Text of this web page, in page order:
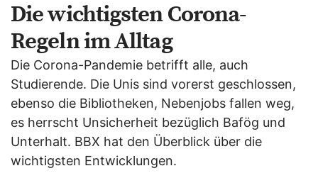
Die wichtigsten Corona-
Regeln im Alltag
Die Corona-Pandemie betrifft alle, auch
Studierende. Die Unis sind vorerst geschlossen,
ebenso die Bibliotheken, Nebenjobs fallen weg,
es herrscht Unsicherheit bezüglich Bafög und
Unterhalt. BBX hat den Überblick über die
wichtigsten Entwicklungen.